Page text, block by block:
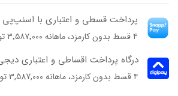
پرداخت قسطی و اعتباری با اسنپ‌پی
۴ قسط بدون کارمزد، ماهانه ۳٬۵۸۷٬۰۰۰ تومان
درگاه پرداخت اقساطی و اعتباری
۴ قسط بدون کارمزد، ماهانه 3,587,000 تومان